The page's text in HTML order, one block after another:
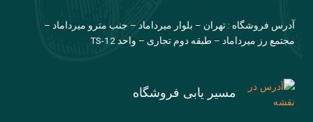
آدرس فروشگاه : تهران – بلوار میرداماد – جنب مترو میرداماد –
مجتمع رز میرداماد – طبقه دوم تجاری – واحد TS-12
مسیر یابی فروشگاه